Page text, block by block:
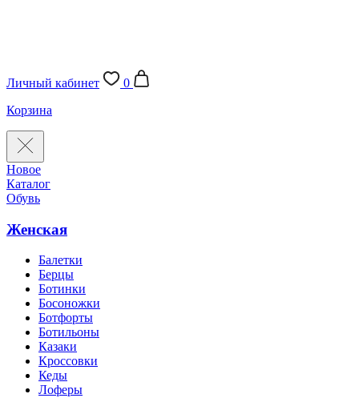
Личный кабинет
0
Корзина
Новое
Каталог
Обувь
Женская
Балетки
Берцы
Ботинки
Босоножки
Ботфорты
Ботильоны
Казаки
Кроссовки
Кеды
Лоферы